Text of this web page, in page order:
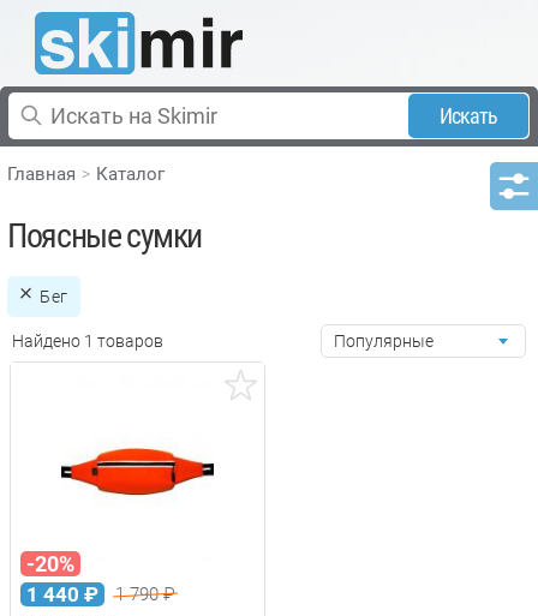
Искать
Главная Каталог
Поясные сумки
Бег
Найдено 1 товаров Популярные
-20%
1 440 ₽ 1 790₽